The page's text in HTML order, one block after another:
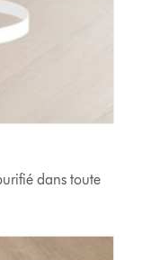
dans toute